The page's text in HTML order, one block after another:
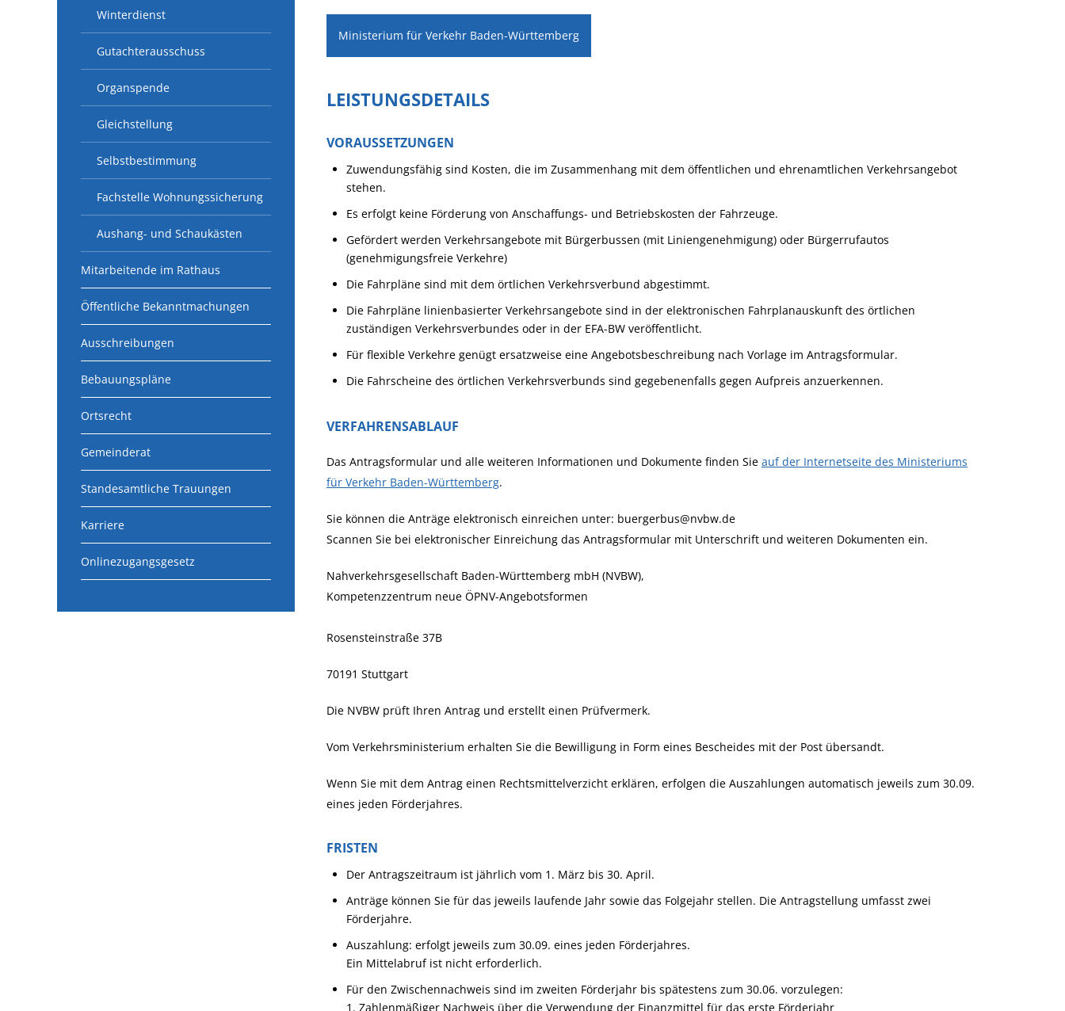
Winterdienst
Gutachterausschuss
Organspende
Gleichstellung
Selbstbestimmung
Fachstelle Wohnungssicherung
Aushang- und Schaukästen
Mitarbeitende im Rathaus
Öffentliche Bekanntmachungen
Ausschreibungen
Bebauungspläne
Ortsrecht
Gemeinderat
Standesamtliche Trauungen
Karriere
Onlinezugangsgesetz
Ministerium für Verkehr Baden-Württemberg
LEISTUNGSDETAILS
VORAUSSETZUNGEN
Zuwendungsfähig sind Kosten, die im Zusammenhang mit dem öffentlichen und ehrenamtlichen Verkehrsangebot
stehen.
Es erfolgt keine Förderung von Anschaffungs- und Betriebskosten der Fahrzeuge.
Gefördert werden Verkehrsangebote mit Bürgerbussen (mit Liniengenehmigung) oder Bürgerrufautos
(genehmigungsfreie Verkehre)
Die Fahrpläne sind mit dem örtlichen Verkehrsverbund abgestimmt.
Die Fahrpläne linienbasierter Verkehrsangebote sind in der elektronischen Fahrplanauskunft des örtlichen
zuständigen Verkehrsverbundes oder in der EFA-BW veröffentlicht.
Für flexible Verkehre genügt ersatzweise eine Angebotsbeschreibung nach Vorlage im Antragsformular.
Die Fahrscheine des örtlichen Verkehrsverbunds sind gegebenenfalls gegen Aufpreis anzuerkennen.
VERFAHRENSABLAUF
Das Antragsformular und alle weiteren Informationen und Dokumente finden Sie auf der Internetseite des Ministeriums
für Verkehr Baden-Württemberg.
Sie können die Anträge elektronisch einreichen unter: buergerbus@nvbw.de
Scannen Sie bei elektronischer Einreichung das Antragsformular mit Unterschrift und weiteren Dokumenten ein.
Nahverkehrsgesellschaft Baden-Württemberg mbH (NVBW),
Kompetenzzentrum neue ÖPNV-Angebotsformen
Rosensteinstraße 37B
70191 Stuttgart
Die NVBW prüft Ihren Antrag und erstellt einen Prüfvermerk.
Vom Verkehrsministerium erhalten Sie die Bewilligung in Form eines Bescheides mit der Post übersandt.
Wenn Sie mit dem Antrag einen Rechtsmittelverzicht erklären, erfolgen die Auszahlungen automatisch jeweils zum 30.09.
eines jeden Förderjahres.
FRISTEN
Der Antragszeitraum ist jährlich vom 1. März bis 30. April.
Anträge können Sie für das jeweils laufende Jahr sowie das Folgejahr stellen. Die Antragstellung umfasst zwei
Förderjahre.
Auszahlung: erfolgt jeweils zum 30.09. eines jeden Förderjahres.
Ein Mittelabruf ist nicht erforderlich.
Für den Zwischennachweis sind im zweiten Förderjahr bis spätestens zum 30.06. vorzulegen:
1. Zahlenmäßiger Nachweis über die Verwendung der Finanzmittel für das erste Förderjahr